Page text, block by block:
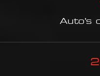
Auto’s